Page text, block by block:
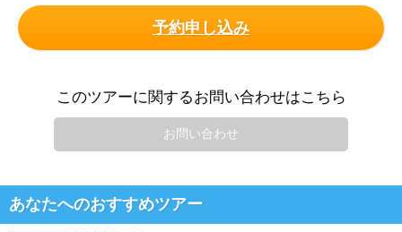
予約申し込み
このツアーに関するお問い合わせはこちら
お問い合わせ
あなたへのおすすめツアー